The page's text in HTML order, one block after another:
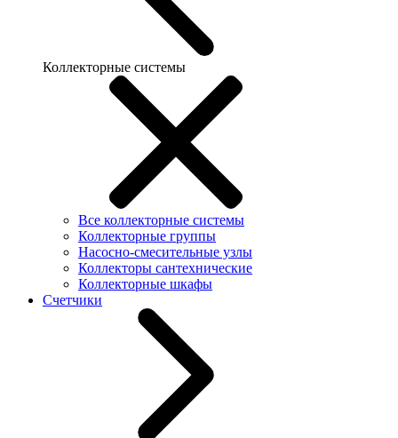
Коллекторные системы
Все коллекторные системы
Коллекторные группы
Насосно-смесительные узлы
Коллекторы сантехнические
Коллекторные шкафы
Счетчики